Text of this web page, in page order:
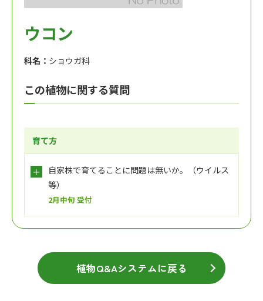
ウコン
科名： ショウガ科
この植物に関する質問
育て方
自家株で育てることに問題は無いか。（ウイルス
等）
2月中旬 受付
植物Q&Aシステムに戻る